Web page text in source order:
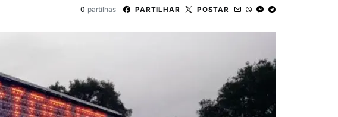
0 partilhas PARTILHAR POSTAR